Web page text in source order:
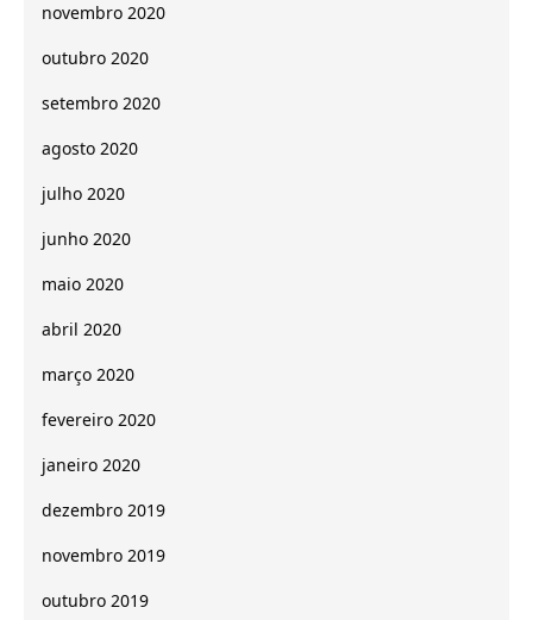
novembro 2020
outubro 2020
setembro 2020
agosto 2020
julho 2020
junho 2020
maio 2020
abril 2020
março 2020
fevereiro 2020
janeiro 2020
dezembro 2019
novembro 2019
outubro 2019